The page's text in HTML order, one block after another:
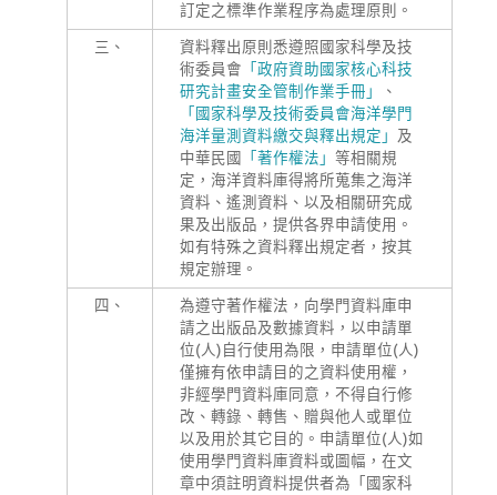
訂定之標準作業程序為處理原則。
三、
資料釋出原則悉遵照國家科學及技
術委員會 「政府資助國家核心科技
研究計畫安全管制作業手冊」
、
「國家科學及技術委員會海洋學門
海洋量測資料繳交與釋出規定」 及
中華民國 「著作權法」 等相關規
定，海洋資料庫得將所蒐集之海洋
資料、遙測資料、以及相關研究成
果及出版品，提供各界申請使用。
如有特殊之資料釋出規定者，按其
規定辦理。
四、
為遵守著作權法，向學門資料庫申
請之出版品及數據資料，以申請單
位(人)自行使用為限，申請單位(人)
僅擁有依申請目的之資料使用權，
非經學門資料庫同意，不得自行修
改、轉錄、轉售、贈與他人或單位
以及用於其它目的。申請單位(人)如
使用學門資料庫資料或圖幅，在文
章中須註明資料提供者為「國家科